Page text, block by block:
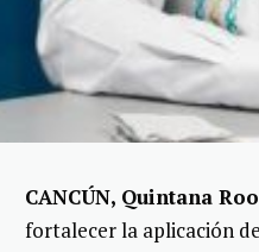
CANCÚN, Quintana
fortalecer la aplicación